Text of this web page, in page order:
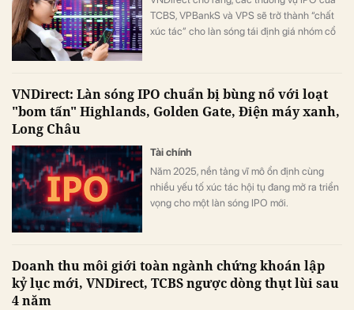
TCBS, VPBankS và VPS sẽ trở thành “chất
xúc tác” cho làn sóng tái định giá nhóm cổ
VNDirect: Làn sóng IPO chuẩn bị bùng nổ với loạt
"bom tấn" Highlands, Golden Gate, Điện máy xanh,
Long Châu
Tài chính
Năm 2025, nền tảng vĩ mô ổn định cùng
nhiều yếu tố xúc tác hội tụ đang mở ra triển
vọng cho một làn sóng IPO mới.
Doanh thu môi giới toàn ngành chứng khoán lập
kỷ lục mới, VNDirect, TCBS ngược dòng thụt lùi sau
4 năm